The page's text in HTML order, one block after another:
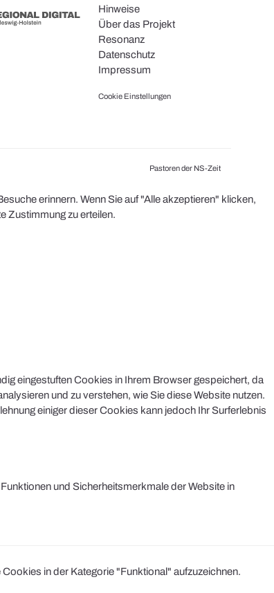
Hinweise
Über das Projekt
Resonanz
Datenschutz
Impressum
Cookie Einstellungen
Pastoren der NS-Zeit
erinnern. Wenn Sie auf "Alle akzeptieren" klicken,
Zustimmung zu erteilen.
eingestuften Cookies in Ihrem Browser gespeichert, da
und zu verstehen, wie Sie diese Website nutzen.
einiger dieser Cookies kann jedoch Ihr Surferlebnis
und Sicherheitsmerkmale der Website in
in der Kategorie "Funktional" aufzuzeichnen.